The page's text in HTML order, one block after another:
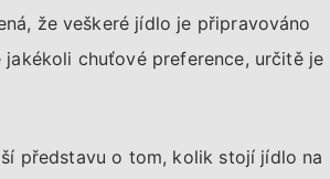
že veškeré jídlo je připravováno
chuťové preference, určitě je
představu o tom, kolik stojí jídlo na